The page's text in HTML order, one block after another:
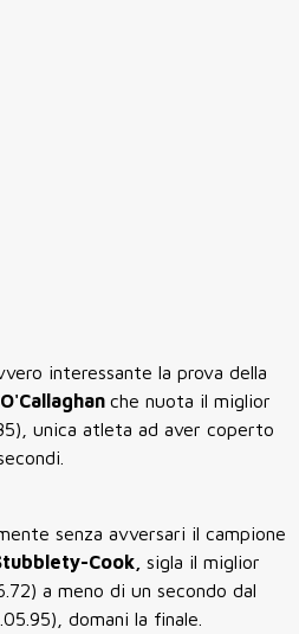
interessante la prova della
che nuota il miglior
unica atleta ad aver coperto
senza avversari il campione
Cook, sigla il miglior
a meno di un secondo dal
domani la finale.